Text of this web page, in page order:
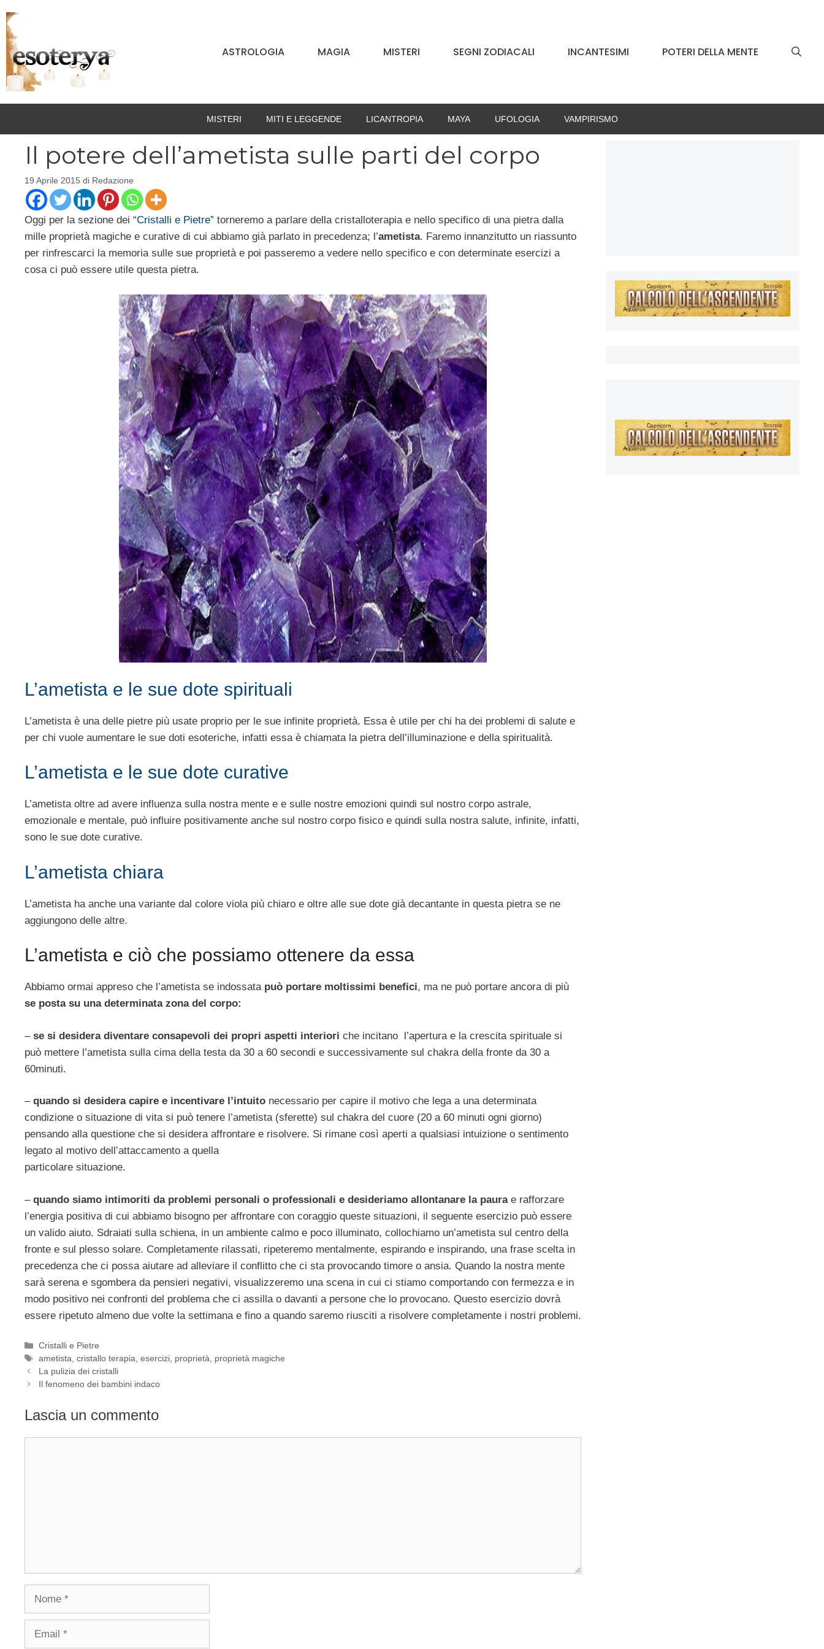
al
contenuto
ASTROLOGIA MAGIA MISTERI SEGNI ZODIACALI INCANTESIMI POTERI DELLA MENTE
MISTERI MITI E LEGGENDE LICANTROPIA MAYA UFOLOGIA VAMPIRISMO
Il potere dell’ametista sulle parti del corpo
19 Aprile 2015 di Redazione
Oggi per la sezione dei “Cristalli e Pietre” torneremo a parlare della cristalloterapia e nello specifico di una pietra dalla
mille proprietà magiche e curative di cui abbiamo già parlato in precedenza; l’ametista. Faremo innanzitutto un riassunto
per rinfrescarci la memoria sulle sue proprietà e poi passeremo a vedere nello specifico e con determinate esercizi a
cosa ci può essere utile questa pietra.
L’ametista e le sue dote spirituali
L’ametista è una delle pietre più usate proprio per le sue infinite proprietà. Essa è utile per chi ha dei problemi di salute e
per chi vuole aumentare le sue doti esoteriche, infatti essa è chiamata la pietra dell’illuminazione e della spiritualità.
L’ametista e le sue dote curative
L’ametista oltre ad avere influenza sulla nostra mente e e sulle nostre emozioni quindi sul nostro corpo astrale,
emozionale e mentale, può influire positivamente anche sul nostro corpo fisico e quindi sulla nostra salute, infinite, infatti,
sono le sue dote curative.
L’ametista chiara
L’ametista ha anche una variante dal colore viola più chiaro e oltre alle sue dote già decantante in questa pietra se ne
aggiungono delle altre.
L’ametista e ciò che possiamo ottenere da essa
Abbiamo ormai appreso che l’ametista se indossata può portare moltissimi benefici, ma ne può portare ancora di più
se posta su una determinata zona del corpo:
– se si desidera diventare consapevoli dei propri aspetti interiori che incitano l’apertura e la crescita spirituale si
può mettere l’ametista sulla cima della testa da 30 a 60 secondi e successivamente sul chakra della fronte da 30 a
60minuti.
– quando si desidera capire e incentivare l’intuito necessario per capire il motivo che lega a una determinata
condizione o situazione di vita si può tenere l’ametista (sferette) sul chakra del cuore (20 a 60 minuti ogni giorno)
pensando alla questione che si desidera affrontare e risolvere. Si rimane così aperti a qualsiasi intuizione o sentimento
legato al motivo dell’attaccamento a quella
particolare situazione.
– quando siamo intimoriti da problemi personali o professionali e desideriamo allontanare la paurae rafforzare
l’energia positiva di cui abbiamo bisogno per affrontare con coraggio queste situazioni, il seguente esercizio può essere
un valido aiuto. Sdraiati sulla schiena, in un ambiente calmo e poco illuminato, collochiamo un’ametista sul centro della
fronte e sul plesso solare. Completamente rilassati, ripeteremo mentalmente, espirando e inspirando, una frase scelta in
precedenza che ci possa aiutare ad alleviare il conflitto che ci sta provocando timore o ansia. Quando la nostra mente
sarà serena e sgombera da pensieri negativi, visualizzeremo una scena in cui ci stiamo comportando con fermezza e in
modo positivo nei confronti del problema che ci assilla o davanti a persone che lo provocano. Questo esercizio dovrà
essere ripetuto almeno due volte la settimana e fino a quando saremo riusciti a risolvere completamente i nostri problemi.
Categorie
Cristalli e Pietre
Tag
ametista,cristallo terapia,esercizi, proprietà, proprietà magiche
La pulizia dei cristalli
Il fenomeno dei bambini indaco
Lascia un commento